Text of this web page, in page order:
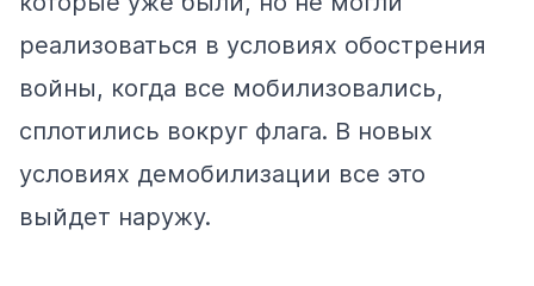
реализоваться в условиях обострения
войны, когда все мобилизовались,
сплотились вокруг флага. В новых
условиях демобилизации все это
выйдет наружу.